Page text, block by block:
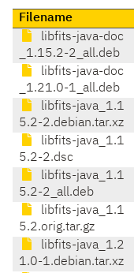
Filename
libfits-java-doc
_1.15.2-2_all.deb
libfits-java-doc
_1.21.0-1_all.deb
libfits-java_1.1
5.2-2.debian.tar.xz
libfits-java_1.1
5.2-2.dsc
libfits-java_1.1
5.2-2_all.deb
libfits-java_1.1
5.2.orig.tar.gz
libfits-java_1.2
1.0-1.debian.tar.xz